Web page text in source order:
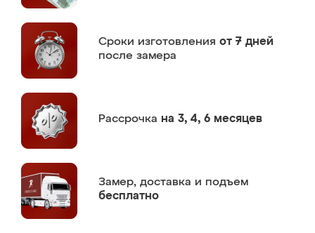
Сроки изготовления от 7 дней
после замера
Рассрочка на 3, 4, 6 месяцев
Замер, доставка и подъем
бесплатно